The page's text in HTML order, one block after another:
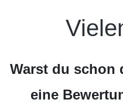
Warst du schon
eine